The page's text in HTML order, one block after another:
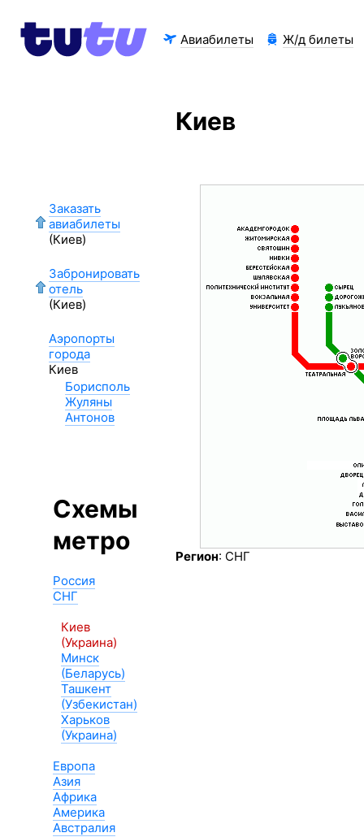
Авиабилеты Ж/д билеты
Заказать
авиабилеты
(Киев)
Забронировать
отель
(Киев)
Аэропорты
города
Киев
Борисполь
Жуляны
Антонов
Схемы
метро
Россия
СНГ
Киев
(Украина)
Минск
(Беларусь)
Ташкент
(Узбекистан)
Харьков
(Украина)
Европа
Азия
Африка
Америка
Австралия
Киев
Регион: СНГ